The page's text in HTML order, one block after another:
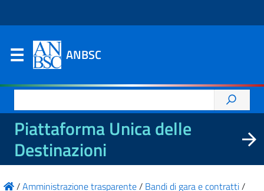
ANBSC
per:
Piattaforma Unica delle
Destinazioni
/Amministrazione trasparente/ Bandi di gara e contratti/